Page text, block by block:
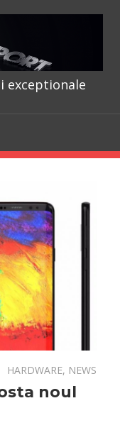
exceptionale
HARDWARE, NEWS
noul